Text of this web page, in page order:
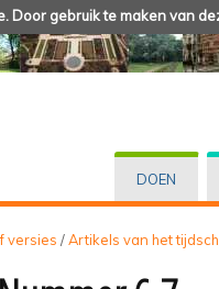
gebruik te maken van
DOEN
versies /Artikels van het